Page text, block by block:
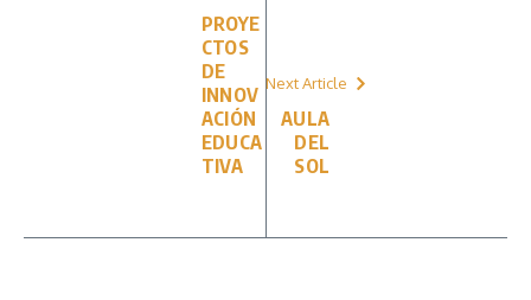
PROYE
CTOS
DE
INNOV
ACIÓN
EDUCA
TIVA
Next Article
AULA
DEL
SOL